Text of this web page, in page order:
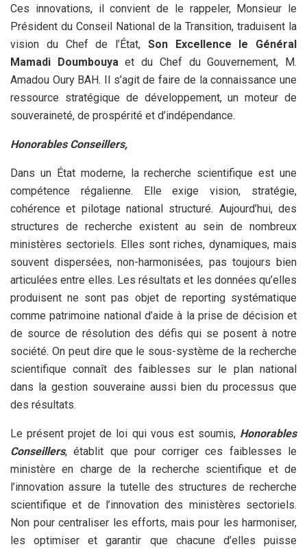
Ces innovations, il convient de le rappeler, Monsieur le
Président du Conseil National de la Transition, traduisent la
vision du Chef de l’État, Son Excellence le Général
Mamadi Doumbouyaet du Chef du Gouvernement, M.
Amadou Oury BAH. Il s’agit de faire de la connaissance une
ressource stratégique de développement, un moteur de
souveraineté, de prospérité et d’indépendance.
Honorables Conseillers,
Dans un État moderne, la recherche scientifique est une
compétence régalienne. Elle exige vision, stratégie,
cohérence et pilotage national structuré. Aujourd’hui, des
structures de recherche existent au sein de nombreux
ministères sectoriels. Elles sont riches, dynamiques, mais
souvent dispersées, non-harmonisées, pas toujours bien
articulées entre elles. Les résultats et les données qu’elles
produisent ne sont pas objet de reporting systématique
comme patrimoine national d’aide à la prise de décision et
de source de résolution des défis qui se posent à notre
société. On peut dire que le sous-système de la recherche
scientifique connaît des faiblesses sur le plan national
dans la gestion souveraine aussi bien du processus que
des résultats.
Le présent projet de loi qui vous est soumis, Honorables
Conseillers, établit que pour corriger ces faiblesses le
ministère en charge de la recherche scientifique et de
l’innovation assure la tutelle des structures de recherche
scientifique et de l’innovation des ministères sectoriels.
Non pour centraliser les efforts, mais pour les harmoniser,
les optimiser et garantir que chacune d’elles puisse